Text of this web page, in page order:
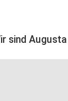
sind Augusta